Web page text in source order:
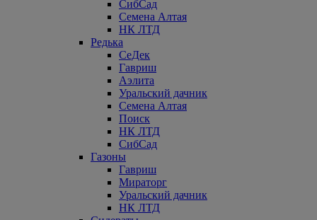
СибСад
Семена Алтая
НК ЛТД
Редька
СеДек
Гавриш
Аэлита
Уральский дачник
Семена Алтая
Поиск
НК ЛТД
СибСад
Газоны
Гавриш
Мираторг
Уральский дачник
НК ЛТД